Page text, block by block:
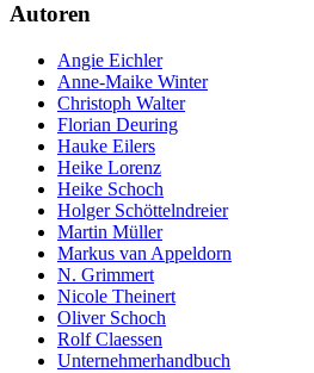
Autoren
Angie Eichler
Anne-Maike Winter
Christoph Walter
Florian Deuring
Hauke Eilers
Heike Lorenz
Heike Schoch
Holger Schöttelndreier
Martin Müller
Markus van Appeldorn
N. Grimmert
Nicole Theinert
Oliver Schoch
Rolf Claessen
Unternehmerhandbuch